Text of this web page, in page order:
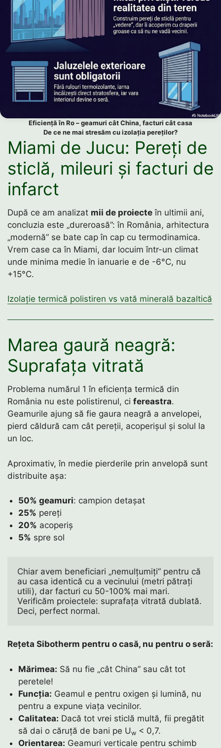
Eficiență în Ro – geamuri cât China, facturi cât casa
De ce ne mai stresăm cu izolația pereților?
Miami de Jucu: Pereți de
sticlă, mileuri și facturi de
infarct
După ce am analizat mii de proiecte în ultimii ani,
concluzia este „dureroasă”: în România, arhitectura
„modernă” se bate cap în cap cu termodinamica.
Vrem case ca în Miami, dar locuim într-un climat
unde minima medie în ianuarie e de -6°C, nu
+15°C.
Izolație termică polistiren vs vată minerală bazaltică
Marea gaură neagră:
Suprafața vitrată
Problema numărul 1 în eficiența termică din
România nu este polistirenul, ci fereastra.
Geamurile ajung să fie gaura neagră a anvelopei,
pierd căldură cam cât pereții, acoperișul și solul la
un loc.
Aproximativ, în medie pierderile prin anvelopă sunt
distribuite așa:
50% geamuri: campion detașat
25% pereți
20% acoperiș
5% spre sol
Chiar avem beneficiari „nemulțumiți” pentru că
au casa identică cu a vecinului (metri pătrați
utili), dar facturi cu 50-100% mai mari.
Verificăm proiectele: suprafața vitrată dublată.
Deci, perfect normal.
Rețeta Sibotherm pentru o casă, nu pentru o seră:
Mărimea: Să nu fie „cât China” sau cât tot
peretele!
Funcția: Geamul e pentru oxigen și lumină, nu
pentru a expune viața vecinilor.
Calitatea: Dacă tot vrei sticlă multă, fii pregătit
să dai o căruță de bani pe Uw < 0,7.
Orientarea: Geamuri verticale pentru schimb